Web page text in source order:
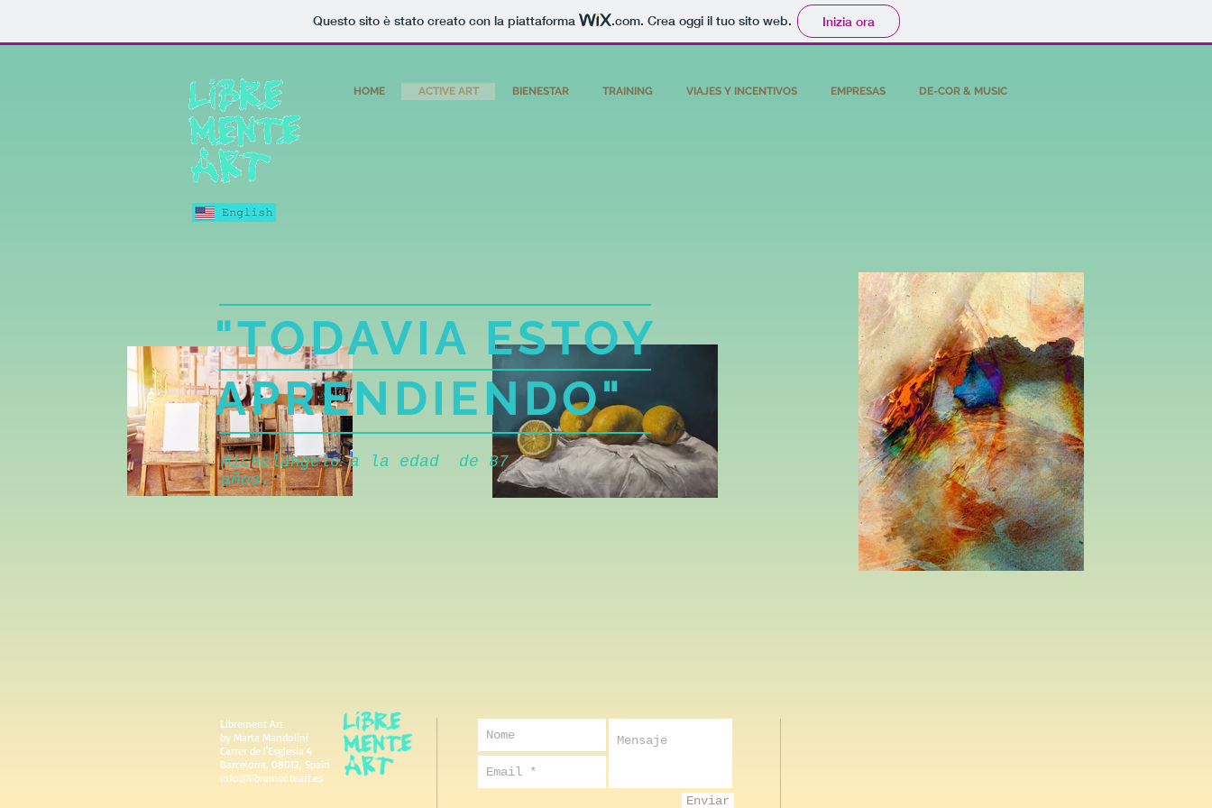
Questo sito è stato creato con la piattaforma .com. Crea oggi il tuo sito web. Inizia ora
HOME ACTIVE ART BIENESTAR TRAINING VIAJES Y INCENTIVOS EMPRESAS DE-COR & MUSIC
"TODAVIA ESTOY
APRENDIENDO"
Michelangelo a la edad de 87
años.
Librement Art
by Marta Mandolini
Carrer de l'Esglesia 4
Barcelona, 08012, Spain
info@librementeart.es
Enviar